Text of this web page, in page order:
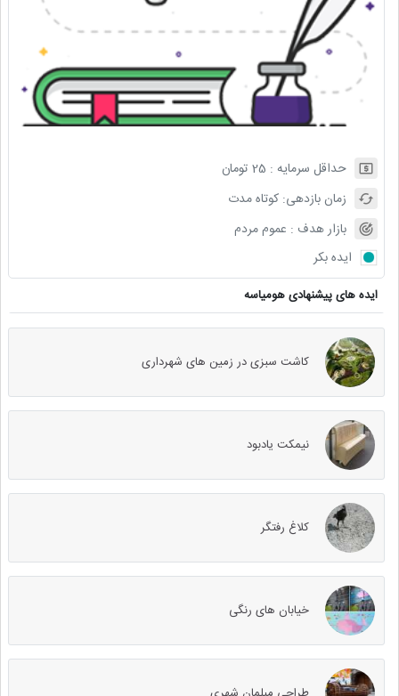
حداقل سرمایه : 25 تومان
زمان بازدهی:کوتاه مدت
بازار هدف : عموم مردم
ایده بکر
ایده های پیشنهادی هومیاسه
کاشت سبزی در زمین های شهرداری
نیمکت یادبود
کلاغ رفتگر
خیابان های رنگی